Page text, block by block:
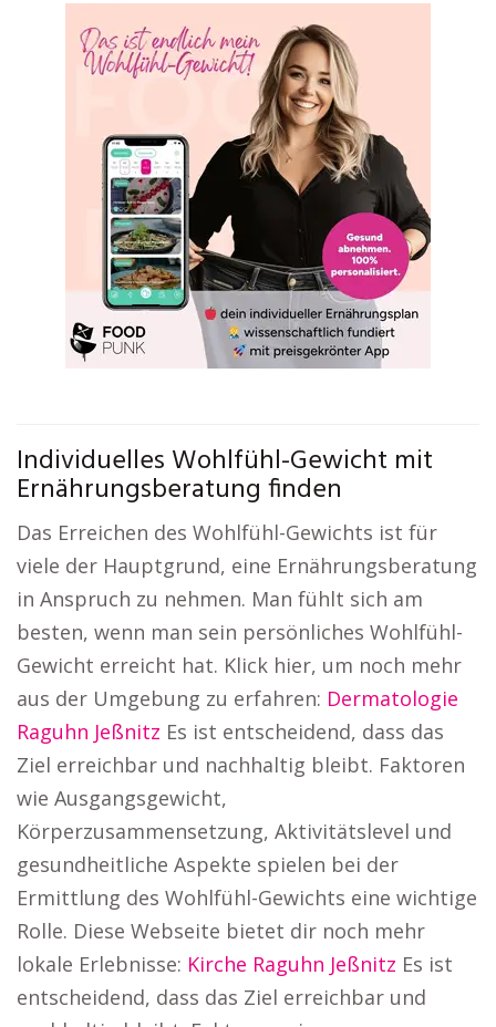
Individuelles Wohlfühl-Gewicht mit
Ernährungsberatung finden
Das Erreichen des Wohlfühl-Gewichts ist für
viele der Hauptgrund, eine Ernährungsberatung
in Anspruch zu nehmen. Man fühlt sich am
besten, wenn man sein persönliches Wohlfühl-
Gewicht erreicht hat. Klick hier, um noch mehr
aus der Umgebung zu erfahren: Dermatologie
Raguhn Jeßnitz Es ist entscheidend, dass das
Ziel erreichbar und nachhaltig bleibt. Faktoren
wie Ausgangsgewicht,
Körperzusammensetzung, Aktivitätslevel und
gesundheitliche Aspekte spielen bei der
Ermittlung des Wohlfühl-Gewichts eine wichtige
Rolle. Diese Webseite bietet dir noch mehr
lokale Erlebnisse: Kirche Raguhn Jeßnitz Es ist
entscheidend, dass das Ziel erreichbar und